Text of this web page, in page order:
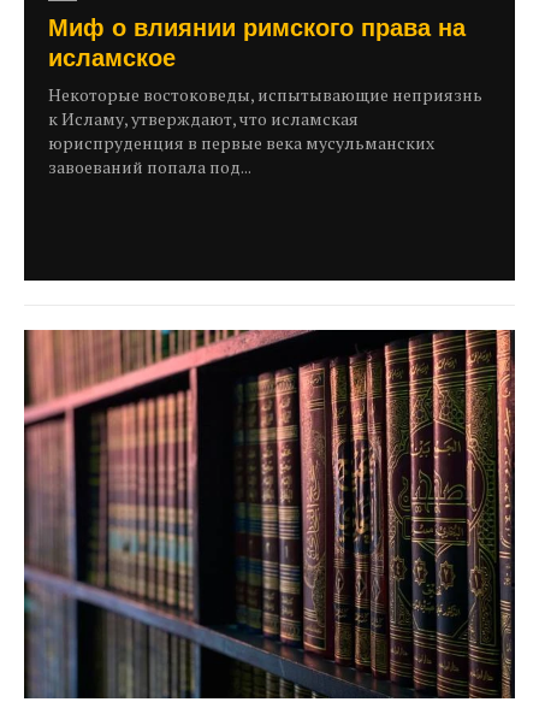
Миф о влиянии римского права на
исламское
Некоторые востоковеды, испытывающие неприязнь
к Исламу, утверждают, что исламская
юриспруденция в первые века мусульманских
завоеваний попала под...